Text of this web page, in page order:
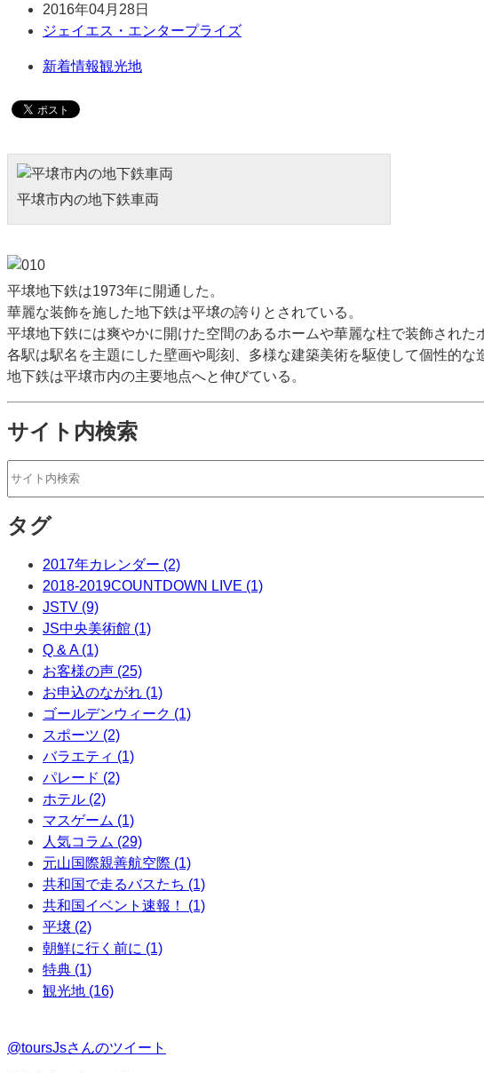
2016年04月28日
ジェイエス・エンタープライズ
新着情報観光地
平壌市内の地下鉄車両
平壌地下鉄は1973年に開通した。
華麗な装飾を施した地下鉄は平壌の誇りとされている。
平壌地下鉄には爽やかに開けた空間のあるホームや華麗な柱で装飾された
各駅は駅名を主題にした壁画や彫刻、多様な建築美術を駆使して個性的な
地下鉄は平壌市内の主要地点へと伸びている。
サイト内検索
タグ
2017年カレンダー (2)
2018-2019COUNTDOWN LIVE (1)
JSTV (9)
JS中央美術館 (1)
Q & A (1)
お客様の声 (25)
お申込のながれ (1)
ゴールデンウィーク (1)
スポーツ (2)
バラエティ (1)
パレード (2)
ホテル (2)
マスゲーム (1)
人気コラム (29)
元山国際親善航空際 (1)
共和国で走るバスたち (1)
共和国イベント速報！ (1)
平壌 (2)
朝鮮に行く前に (1)
特典 (1)
観光地 (16)
@toursJsさんのツイート